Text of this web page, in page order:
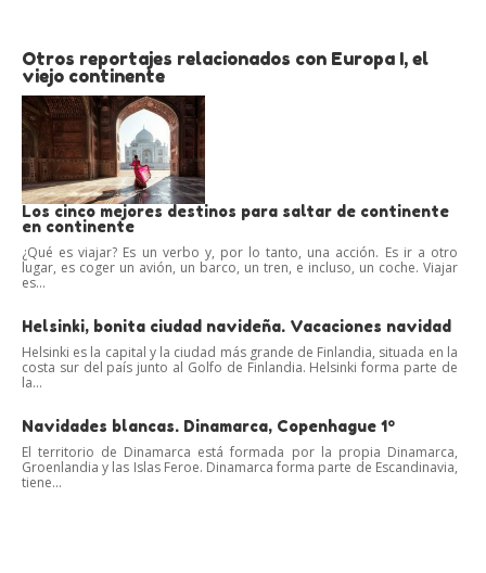
Otros reportajes relacionados con Europa I, el
viejo continente
Los cinco mejores destinos para saltar de continente
en continente
¿Qué es viajar? Es un verbo y, por lo tanto, una acción. Es ir a otro
lugar, es coger un avión, un barco, un tren, e incluso, un coche. Viajar
es...
Helsinki, bonita ciudad navideña. Vacaciones navidad
Helsinki es la capital y la ciudad más grande de Finlandia, situada en la
costa sur del país junto al Golfo de Finlandia. Helsinki forma parte de
la...
Navidades blancas. Dinamarca, Copenhague 1º
El territorio de Dinamarca está formada por la propia Dinamarca,
Groenlandia y las Islas Feroe. Dinamarca forma parte de Escandinavia,
tiene...